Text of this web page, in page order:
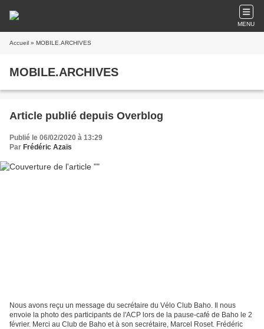
MENU
Accueil » MOBILE.ARCHIVES
MOBILE.ARCHIVES
Article publié depuis Overblog
Publié le 06/02/2020 à 13:29
Par Frédéric Azaïs
Nous avons reçu un message du secrétaire du Vélo Club Baho. Il nous
envoie la photo des participants de l'ACP lors de la pause-café de Baho le 2
février. Merci au Club de Baho et à son secrétaire, Marcel Roset. Frédéric